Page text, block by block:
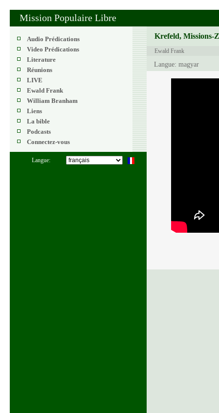
Mission Populaire Libre
Audio Prédications
Video Prédications
Literature
Réunions
LIVE
Ewald Frank
William Branham
Liens
La bible
Podcasts
Connectez-vous
Langue:
Krefeld, Missions-
Ewald Frank
Langue: magyar